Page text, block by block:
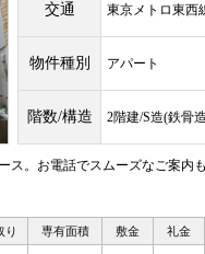
交通 東京メトロ東
物件種別 アパート
階数/構造 2階建/S造(鉄骨
ス。お電話でスムーズなご案内
り 専有面積 敷金 礼金